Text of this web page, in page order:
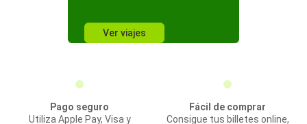
Ver viajes
Pago seguro
Utiliza Apple Pay, Visa y
Fácil de comprar
Consigue tus billetes online,